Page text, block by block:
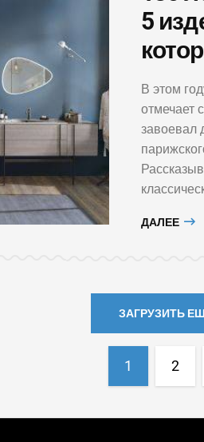
5
В этом
отмечает
завоевал
ДАЛЕЕ
ЗАГРУЗИТЬ
1 2